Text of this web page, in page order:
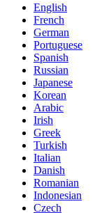
English
French
German
Portuguese
Spanish
Russian
Japanese
Korean
Arabic
Irish
Greek
Turkish
Italian
Danish
Romanian
Indonesian
Czech